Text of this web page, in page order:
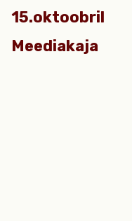
15.oktoobril
Meediakaja